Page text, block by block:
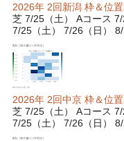
2026年 2回新潟 枠＆位
芝 7/25（土） Aコース
7/25（土） 7/26（日） 8/
2026年 2回中京 枠＆位
芝 7/25（土） Aコース
7/25（土） 7/26（日） 8/